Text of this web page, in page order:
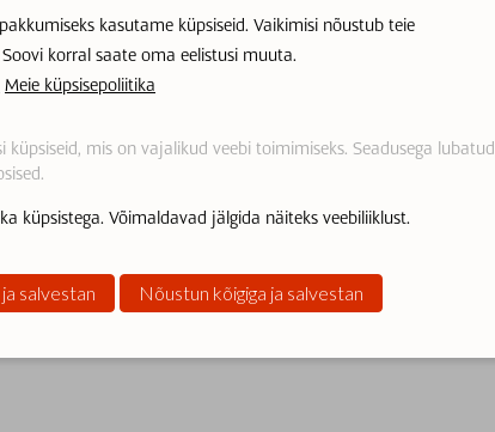
kasutame küpsiseid. Vaikimisi nõustub teie
korral saate oma eelistusi muuta.
Meie küpsisepoliitika
küpsiseid, mis on vajalikud veebi toimimiseks. Seadusega lubatud
küpsistega. Võimaldavad jälgida näiteks veebiliiklust.
salvestan Nõustun kõigiga ja salvestan